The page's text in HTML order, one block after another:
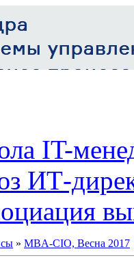
IT-
ИТ-
» MBA-CIO, Весна 2017